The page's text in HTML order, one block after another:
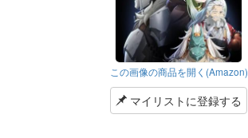
この画像の商品を開く(Amazon)
マイリストに登録する